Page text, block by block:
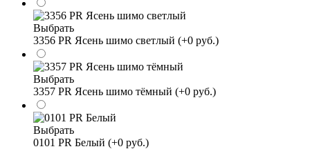
Выбрать
3356 PR Ясень шимо светлый (+0 руб.)
Выбрать
3357 PR Ясень шимо тёмный (+0 руб.)
Выбрать
0101 PR Белый (+0 руб.)